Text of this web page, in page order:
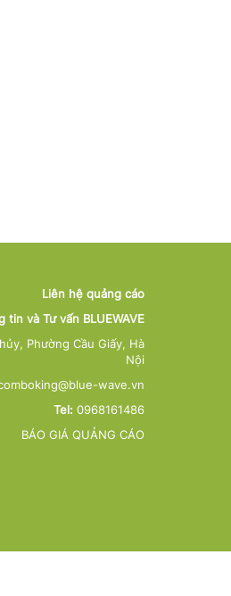
Liên hệ quảng cáo
tin và Tư vấn BLUEWAVE
Phường Cầu Giấy, Hà
Nội
wave.vn
Tel: 0968161486
BÁO GIÁ QUẢNG CÁO